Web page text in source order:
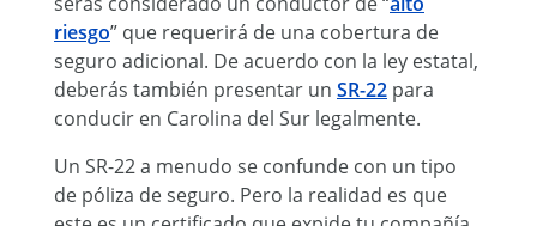
riesgo” que requerirá de una cobertura de
seguro adicional. De acuerdo con la ley estatal,
deberás también presentar un SR-22 para
conducir en Carolina del Sur legalmente.
Un SR-22 a menudo se confunde con un tipo
de póliza de seguro. Pero la realidad es que